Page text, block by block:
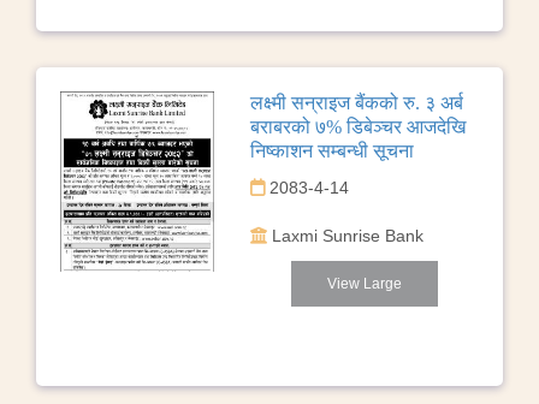
लक्ष्मी सन्राइज बैंकको रु. ३ अर्ब
बराबरको ७% डिबेञ्चर आजदेखि
निष्काशन सम्बन्धी सूचना
2083-4-14
Laxmi Sunrise Bank
View Large